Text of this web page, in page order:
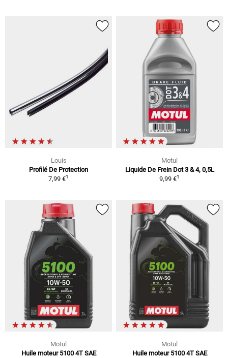
Louis
Profilé De Protection
7,99 €1
Motul
Liquide De Frein Dot 3 & 4, 0,5L
9,99 €1
Motul
Huile moteur 5100 4T SAE
Motul
Huile moteur 5100 4T SAE